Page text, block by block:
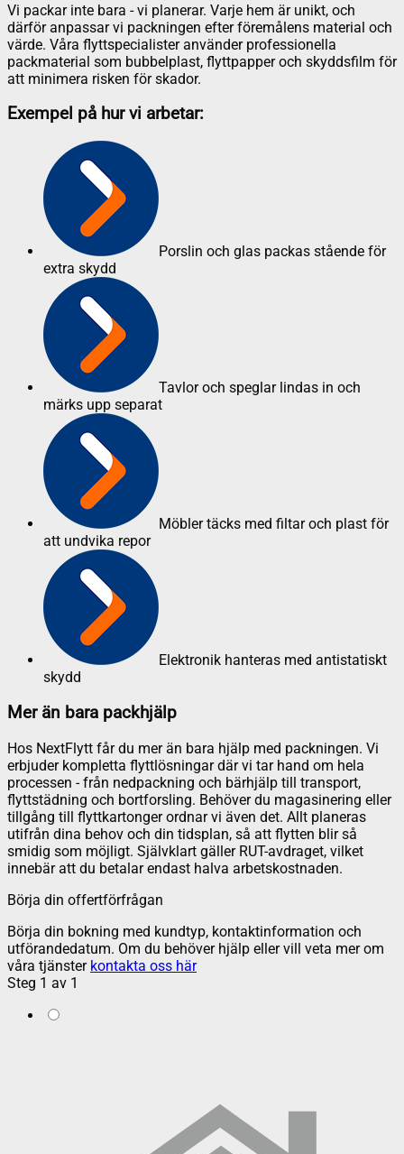
Vi packar inte bara - vi planerar. Varje hem är unikt, och
därför anpassar vi packningen efter föremålens material och
värde. Våra flyttspecialister använder professionella
packmaterial som bubbelplast, flyttpapper och skyddsfilm för
att minimera risken för skador.
Exempel på hur vi arbetar:
Porslin och glas packas stående för
extra skydd
Tavlor och speglar lindas in och
märks upp separat
Möbler täcks med filtar och plast för
att undvika repor
Elektronik hanteras med antistatiskt
skydd
Mer än bara packhjälp
Hos NextFlytt får du mer än bara hjälp med packningen. Vi
erbjuder kompletta flyttlösningar där vi tar hand om hela
processen - från nedpackning och bärhjälp till transport,
flyttstädning och bortforsling. Behöver du magasinering eller
tillgång till flyttkartonger ordnar vi även det. Allt planeras
utifrån dina behov och din tidsplan, så att flytten blir så
smidig som möjligt. Självklart gäller RUT-avdraget, vilket
innebär att du betalar endast halva arbetskostnaden.
Börja din offertförfrågan
Börja din bokning med kundtyp, kontaktinformation och
utförandedatum. Om du behöver hjälp eller vill veta mer om
våra tjänster kontakta oss här
Steg 1 av 1